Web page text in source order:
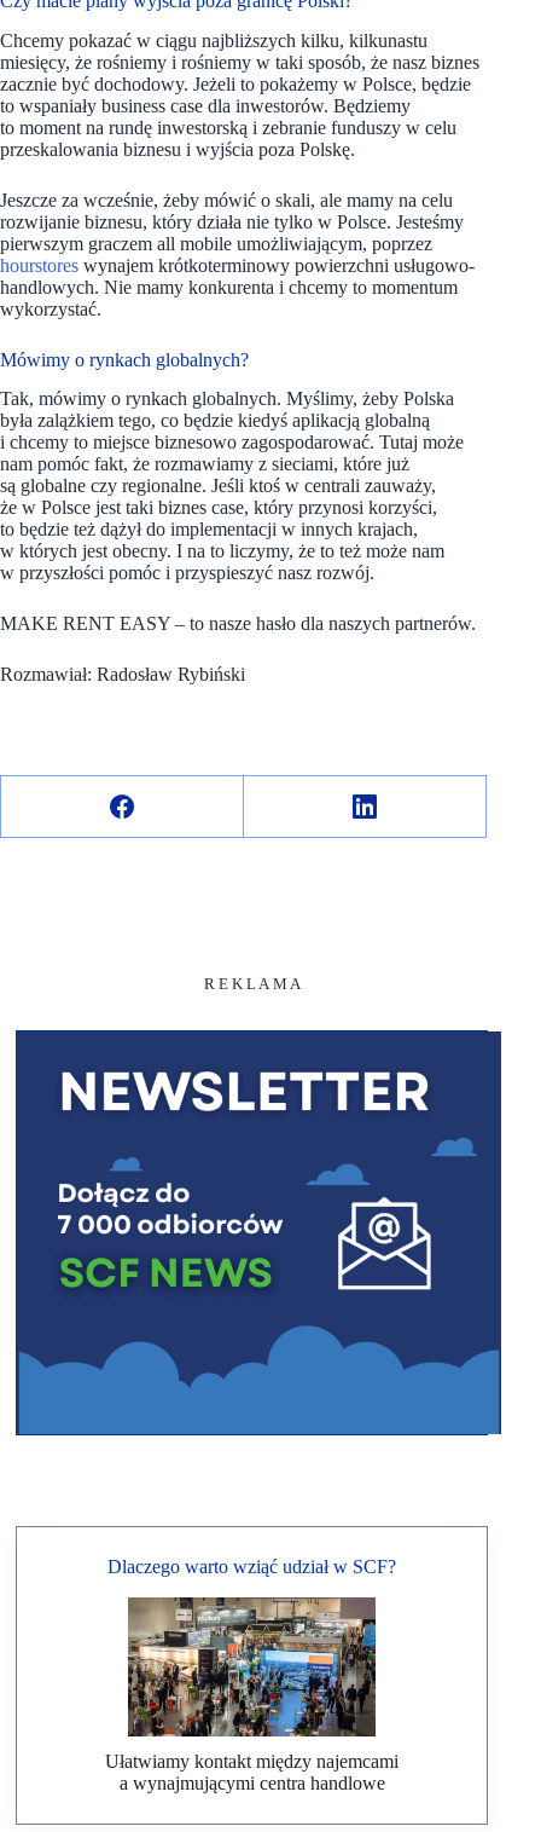
Chcemy pokazać w ciągu najbliższych kilku, kilkunastu
miesięcy, że rośniemy i rośniemy w taki sposób, że nasz biznes
zacznie być dochodowy. Jeżeli to pokażemy w Polsce, będzie
to wspaniały business case dla inwestorów. Będziemy
to moment na rundę inwestorską i zebranie funduszy w celu
przeskalowania biznesu i wyjścia poza Polskę.
Jeszcze za wcześnie, żeby mówić o skali, ale mamy na celu
rozwijanie biznesu, który działa nie tylko w Polsce. Jesteśmy
pierwszym graczem all mobile umożliwiającym, poprzez
hourstores wynajem krótkoterminowy powierzchni usługowo-
handlowych. Nie mamy konkurenta i chcemy to momentum
wykorzystać.
Mówimy o rynkach globalnych?
Tak, mówimy o rynkach globalnych. Myślimy, żeby Polska
była zalążkiem tego, co będzie kiedyś aplikacją globalną
i chcemy to miejsce biznesowo zagospodarować. Tutaj może
nam pomóc fakt, że rozmawiamy z sieciami, które już
są globalne czy regionalne. Jeśli ktoś w centrali zauważy,
że w Polsce jest taki biznes case, który przynosi korzyści,
to będzie też dążył do implementacji w innych krajach,
w których jest obecny. I na to liczymy, że to też może nam
w przyszłości pomóc i przyspieszyć nasz rozwój.
MAKE RENT EASY – to nasze hasło dla naszych partnerów.
Rozmawiał: Radosław Rybiński
R E K L A M A
Dlaczego warto wziąć udział w SCF?
Ułatwiamy kontakt między najemcami
a wynajmującymi centra handlowe